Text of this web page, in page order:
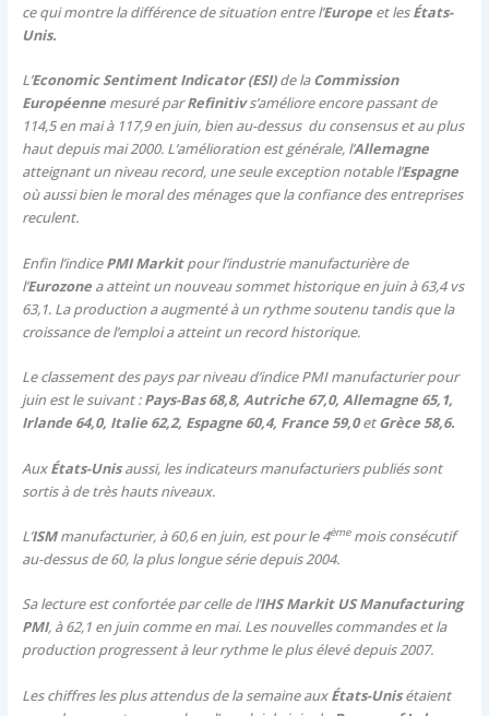
ce qui montre la différence de situation entre l’Europe et lesÉtats-
Unis.
L’Economic Sentiment Indicator (ESI)de laCommission
Européenne mesuré parRefinitivs’améliore encore passant de
114,5 en mai à 117,9 en juin, bien au-dessus du consensus et au plus
haut depuis mai 2000. L’amélioration est générale, l’Allemagne
atteignant un niveau record, une seule exception notable l’Espagne
où aussi bien le moral des ménages que la confiance des entreprises
reculent.
Enfin l’indicePMI Markitpour l’industrie manufacturière de
l’Eurozone a atteint un nouveau sommet historique en juin à 63,4 vs
63,1. La production a augmenté à un rythme soutenu tandis que la
croissance de l’emploi a atteint un record historique.
Le classement des pays par niveau d’indice PMI manufacturier pour
juin est le suivant :Pays-Bas 68,8, Autriche 67,0, Allemagne 65,1,
Irlande 64,0, Italie 62,2, Espagne 60,4, France 59,0etGrèce 58,6.
AuxÉtats-Unisaussi, les indicateurs manufacturiers publiés sont
sortis à de très hauts niveaux.
L’ISMmanufacturier, à 60,6 en juin, est pour le 4èmemois consécutif
au-dessus de 60, la plus longue série depuis 2004.
Sa lecture est confortée par celle de l’IHS Markit US Manufacturing
PMI, à 62,1 en juin comme en mai. Les nouvelles commandes et la
production progressent à leur rythme le plus élevé depuis 2007.
Les chiffres les plus attendus de la semaine auxÉtats-Unisétaient